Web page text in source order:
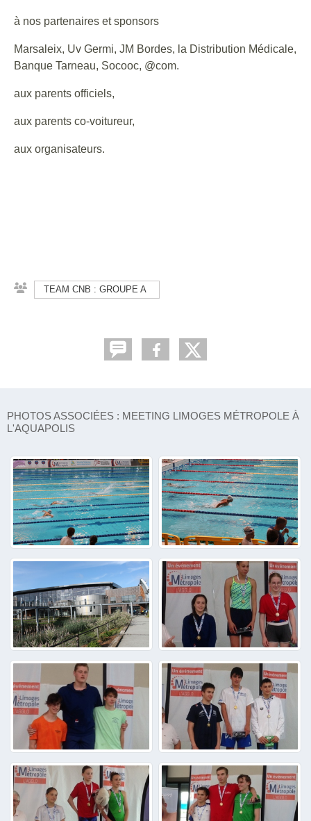
à nos partenaires et sponsors
Marsaleix, Uv Germi, JM Bordes, la Distribution Médicale,
Banque Tarneau, Socooc, @com.
aux parents officiels,
aux parents co-voitureur,
aux organisateurs.
TEAM CNB : GROUPE A
PHOTOS ASSOCIÉES : MEETING LIMOGES MÉTROPOLE À
L'AQUAPOLIS